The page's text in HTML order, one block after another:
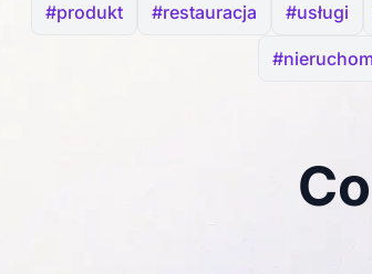
#produkt #restauracja #usługi